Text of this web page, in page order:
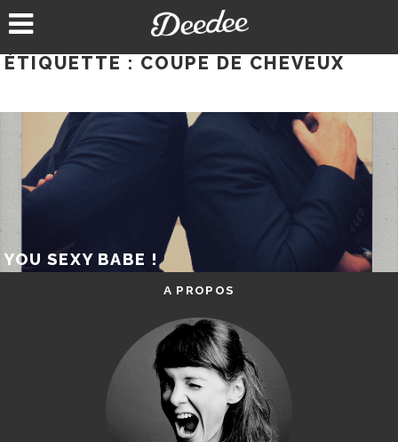
au
ÉTIQUETTE : COUPE DE CHEVEUX
YOU SEXY BABE !
A PROPOS